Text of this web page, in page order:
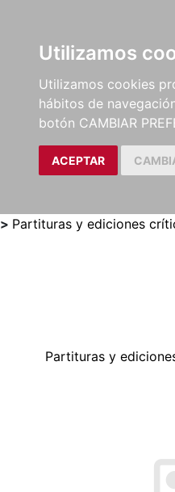
Utilizamos
Utilizamos cookies
hábitos de
botón CAMBIAR
ACEPTAR
LIBROS
MÉTODOS Y
EJERCICIOS
> Partituras y ediciones
Partituras y